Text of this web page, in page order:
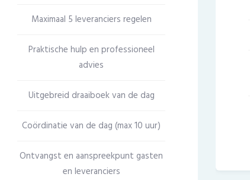
Maximaal 5 leveranciers regelen
Praktische hulp en professioneel
advies
Uitgebreid draaiboek van de dag
Coördinatie van de dag (max 10 uur)
Ontvangst en aanspreekpunt gasten
en leveranciers